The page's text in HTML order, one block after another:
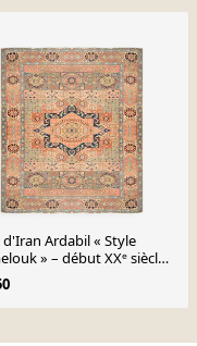
d'Iran Ardabil « Style
» – début XXᵉ siècle :
Cm